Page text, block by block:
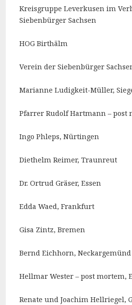
Kreisgruppe Leverkusen im
Siebenbürger Sachsen
HOG Birthälm
Verein der Siebenbürger
Marianne Ludigkeit-Müller,
Pfarrer Rudolf Hartmann – post
Ingo Phleps, Nürtingen
Diethelm Reimer, Traunreut
Dr. Ortrud Gräser, Essen
Edda Waed, Frankfurt
Gisa Zintz, Bremen
Bernd Eichhorn, Neckargemünd
Hellmar Wester – post mortem,
Renate und Joachim Hellriegel,